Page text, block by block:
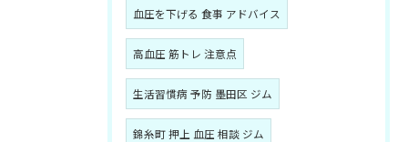
血圧を下げる 食事 アドバイス
高血圧 筋トレ 注意点
生活習慣病 予防 墨田区 ジム
錦糸町 押上 血圧 相談 ジム